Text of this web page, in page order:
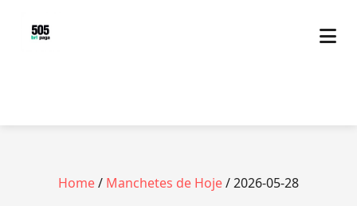
Home/ Manchetes de Hoje/ 2026-05-28